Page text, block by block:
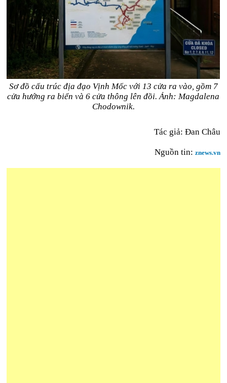
Sơ đồ cấu trúc địa đạo Vịnh Mốc với 13 cửa ra vào, gồm 7
cửa hướng ra biển và 6 cửa thông lên đồi. Ảnh: Magdalena
Chodownik.
Tác giả: Đan Châu
Nguồn tin: znews.vn